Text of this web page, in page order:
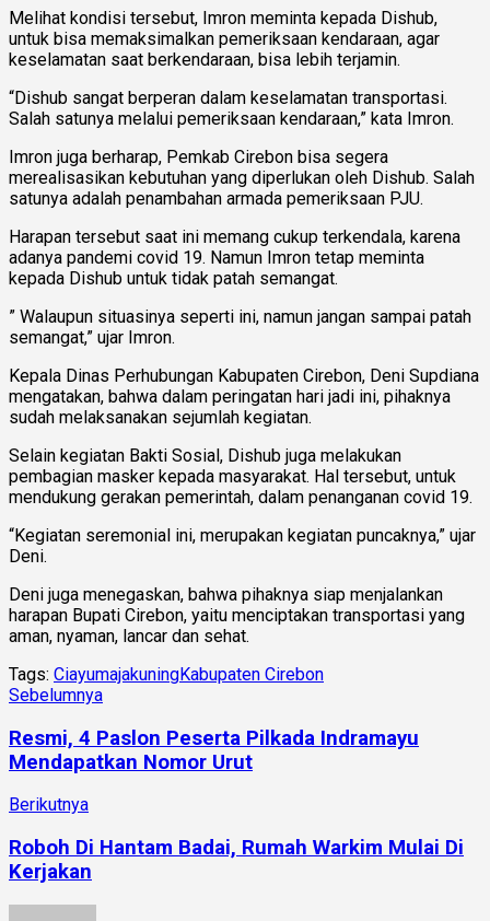
Melihat kondisi tersebut, Imron meminta kepada Dishub,
untuk bisa memaksimalkan pemeriksaan kendaraan, agar
keselamatan saat berkendaraan, bisa lebih terjamin.
“Dishub sangat berperan dalam keselamatan transportasi.
Salah satunya melalui pemeriksaan kendaraan,” kata Imron.
Imron juga berharap, Pemkab Cirebon bisa segera
merealisasikan kebutuhan yang diperlukan oleh Dishub. Salah
satunya adalah penambahan armada pemeriksaan PJU.
Harapan tersebut saat ini memang cukup terkendala, karena
adanya pandemi covid 19. Namun Imron tetap meminta
kepada Dishub untuk tidak patah semangat.
” Walaupun situasinya seperti ini, namun jangan sampai patah
semangat,” ujar Imron.
Kepala Dinas Perhubungan Kabupaten Cirebon, Deni Supdiana
mengatakan, bahwa dalam peringatan hari jadi ini, pihaknya
sudah melaksanakan sejumlah kegiatan.
Selain kegiatan Bakti Sosial, Dishub juga melakukan
pembagian masker kepada masyarakat. Hal tersebut, untuk
mendukung gerakan pemerintah, dalam penanganan covid 19.
“Kegiatan seremonial ini, merupakan kegiatan puncaknya,” ujar
Deni.
Deni juga menegaskan, bahwa pihaknya siap menjalankan
harapan Bupati Cirebon, yaitu menciptakan transportasi yang
aman, nyaman, lancar dan sehat.
Tags: CiayumajakuningKabupaten Cirebon
Sebelumnya
Resmi, 4 Paslon Peserta Pilkada Indramayu
Mendapatkan Nomor Urut
Berikutnya
Roboh Di Hantam Badai, Rumah Warkim Mulai Di
Kerjakan